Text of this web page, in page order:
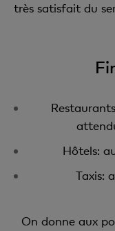
très satisfait du
Hôtels:
Taxis:
On donne aux